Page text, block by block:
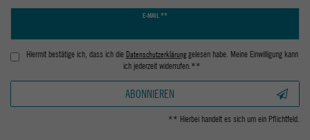
E-MAIL **
Hiermit bestätige ich, dass ich die Daten­schutz­erklärunggelesen habe. Meine Einwilligung kann
ich jederzeit widerrufen.**
ABONNIEREN
** Hierbei handelt es sich um ein Pflichtfeld.